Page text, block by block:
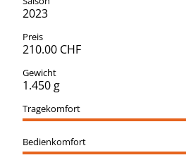
2023
210.00 CHF
1.450 g